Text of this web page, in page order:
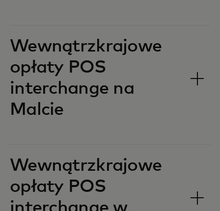
Wewnątrzkrajowe
opłaty POS
interchange na
Malcie‎‎
Wewnątrzkrajowe
opłaty POS